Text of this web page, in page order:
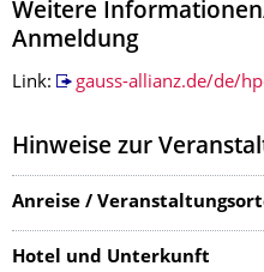
Weitere
Anmeldung
Link: gauss-allianz.de/de/
Hinweise zur
Anreise /
Hotel und Unterkunft